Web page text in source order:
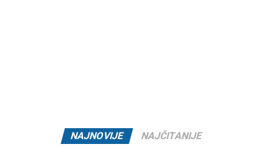
NAJNOVIJE NAJČITANIJE